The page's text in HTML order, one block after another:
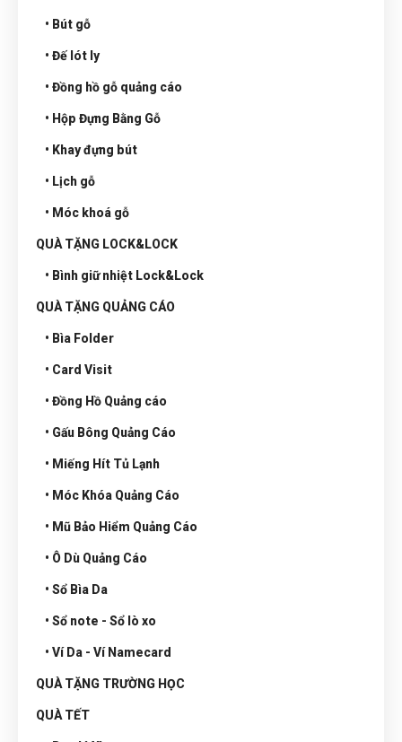
• Bút gỗ
• Đế lót ly
• Đồng hồ gỗ quảng cáo
• Hộp Đựng Bằng Gỗ
• Khay đựng bút
• Lịch gỗ
• Móc khoá gỗ
QUÀ TẶNG LOCK&LOCK
• Bình giữ nhiệt Lock&Lock
QUÀ TẶNG QUẢNG CÁO
• Bìa Folder
• Card Visit
• Đồng Hồ Quảng cáo
• Gấu Bông Quảng Cáo
• Miếng Hít Tủ Lạnh
• Móc Khóa Quảng Cáo
• Mũ Bảo Hiểm Quảng Cáo
• Ô Dù Quảng Cáo
• Sổ Bìa Da
• Sổ note - Sổ lò xo
• Ví Da - Ví Namecard
QUÀ TẶNG TRƯỜNG HỌC
QUÀ TẾT